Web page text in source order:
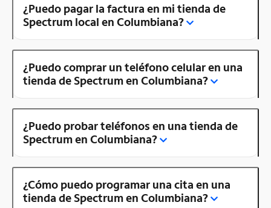
¿Puedo pagar la factura en mi tienda de
Spectrum local en Columbiana?
¿Puedo comprar un teléfono celular en una
tienda de Spectrum en Columbiana?
¿Puedo probar teléfonos en una tienda de
Spectrum en Columbiana?
¿Cómo puedo programar una cita en una
tienda de Spectrum en Columbiana?